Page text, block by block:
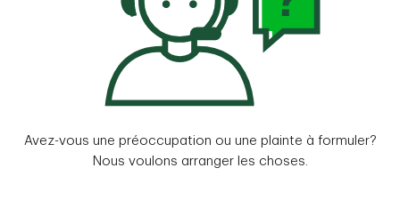
Avez-vous une préoccupation ou une plainte à formuler?
Nous voulons arranger les choses.